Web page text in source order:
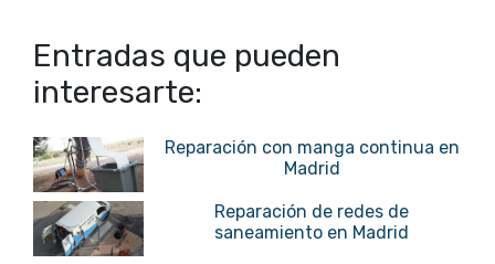
Entradas que pueden
interesarte:
Reparación con manga continua en
Madrid
Reparación de redes de
saneamiento en Madrid